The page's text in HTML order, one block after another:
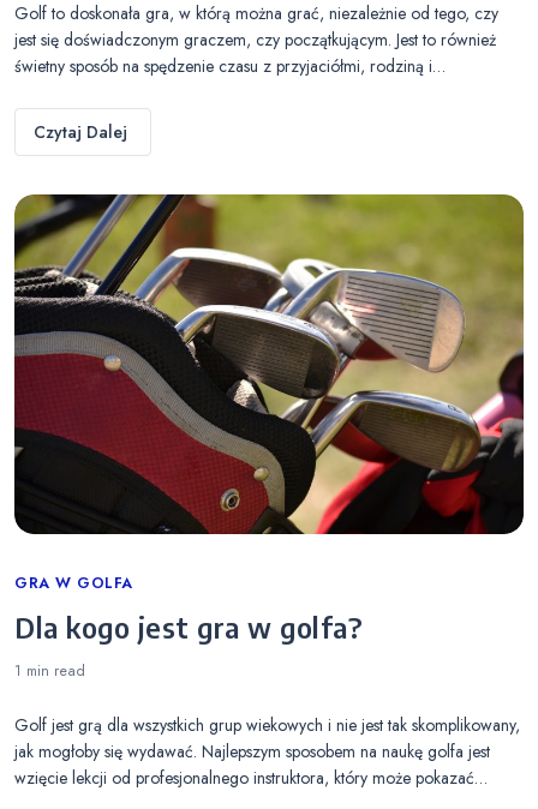
Golf to doskonała gra, w którą można grać, niezależnie od tego, czy
jest się doświadczonym graczem, czy początkującym. Jest to również
świetny sposób na spędzenie czasu z przyjaciółmi, rodziną i…
Czytaj Dalej
Categories
GRA W GOLFA
Dla kogo jest gra w golfa?
1 min read
Golf jest grą dla wszystkich grup wiekowych i nie jest tak skomplikowany,
jak mogłoby się wydawać. Najlepszym sposobem na naukę golfa jest
wzięcie lekcji od profesjonalnego instruktora, który może pokazać…